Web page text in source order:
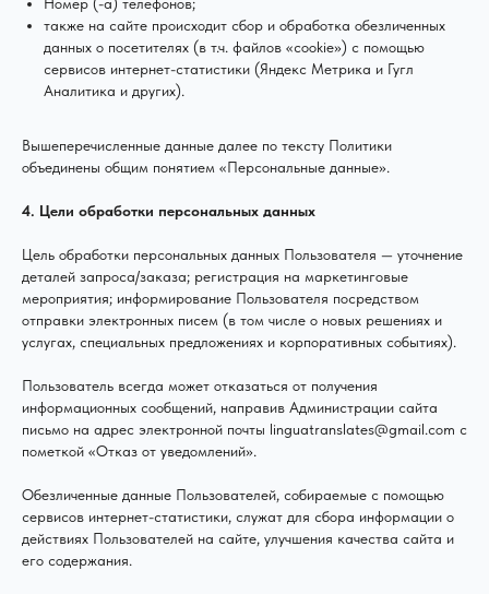
также на сайте происходит сбор и обработка обезличенных
данных о посетителях (в т.ч. файлов «cookie») с помощью
сервисов интернет-статистики (Яндекс Метрика и Гугл
Аналитика и других).
Вышеперечисленные данные далее по тексту Политики
объединены общим понятием «Персональные данные».
4. Цели обработки персональных данных
Цель обработки персональных данных Пользователя — уточнение
деталей запроса/заказа; регистрация на маркетинговые
мероприятия; информирование Пользователя посредством
отправки электронных писем (в том числе о новых решениях и
услугах, специальных предложениях и корпоративных событиях).
Пользователь всегда может отказаться от получения
информационных сообщений, направив Администрации сайта
письмо на адрес электронной почты linguatranslates@gmail.com с
пометкой «Отказ от уведомлений».
Обезличенные данные Пользователей, собираемые с помощью
сервисов интернет-статистики, служат для сбора информации о
действиях Пользователей на сайте, улучшения качества сайта и
его содержания.